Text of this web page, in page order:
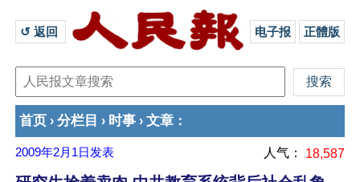
↺ 返回 电子报 正體版
首页 › 分栏目 › 时事 › 文章 ：
2009年2月1日 发表 人气： 18,587